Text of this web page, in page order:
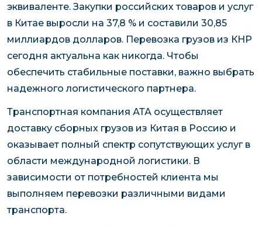
эквиваленте. Закупки российских товаров и услуг
в Китае выросли на 37,8 % и составили 30,85
миллиардов долларов. Перевозка грузов из КНР
сегодня актуальна как никогда. Чтобы
обеспечить стабильные поставки, важно выбрать
надежного логистического партнера.
Транспортная компания АТА осуществляет
доставку сборных грузов из Китая в Россию и
оказывает полный спектр сопутствующих услуг в
области международной логистики. В
зависимости от потребностей клиента мы
выполняем перевозки различными видами
транспорта.